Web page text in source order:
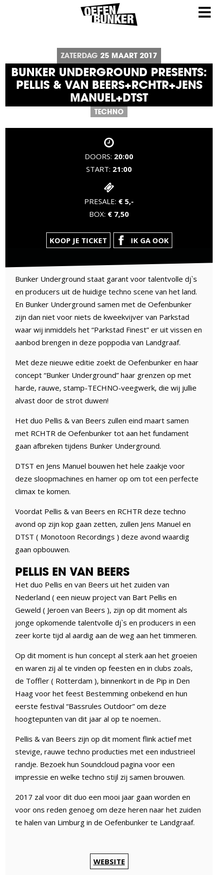
ZATERDAG 25 MAART 2017
BUNKER UNDERGROUND PRESENTS:
PELLIS & VAN BEERS+RCHTR+JENS
MANUEL+DTST
TECHNO
DOORS: 20:00
START: 21:00
PRESALE: € 5,-
BOX: € 7,50
KOOP JE TICKET IK GA OOK
Bunker Underground staat garant voor talentvolle dj`s
en producers uit de huidige techno scene van het land.
En Bunker Underground samen met de Oefenbunker
zijn dan niet voor niets de kweekvijver van Parkstad
waar wij inmiddels het “Parkstad Finest” er uit vissen en
aanbod brengen in deze poppodia van Landgraaf.
Met deze nieuwe editie zoekt de Oefenbunker en haar
concept “Bunker Underground” haar grenzen op met
harde, rauwe, stamp-TECHNO-veegwerk, die wij jullie
alvast door de strot duwen!
Het duo Pellis & van Beers zullen eind maart samen
met RCHTR de Oefenbunker tot aan het fundament
gaan afbreken tijdens Bunker Underground.
DTST en Jens Manuel bouwen het hele zaakje voor
deze sloopmachines en hamer op om tot een perfecte
climax te komen.
Voordat Pellis & van Beers en RCHTR deze techno
avond op zijn kop gaan zetten, zullen Jens Manuel en
DTST ( Monotoon Recordings ) deze avond waardig
gaan opbouwen.
PELLIS EN VAN BEERS
Het duo Pellis en van Beers uit het zuiden van
Nederland ( een nieuw project van Bart Pellis en
Geweld ( Jeroen van Beers ), zijn op dit moment als
jonge opkomende talentvolle dj`s en producers in een
zeer korte tijd al aardig aan de weg aan het timmeren.
Op dit moment is hun concept al sterk aan het groeien
en waren zij al te vinden op feesten en in clubs zoals,
de Toffler ( Rotterdam ), binnenkort in de Pip in Den
Haag voor het feest Bestemming onbekend en hun
eerste festival “Bassrules Outdoor” om deze
hoogtepunten van dit jaar al op te noemen..
Pellis & van Beers zijn op dit moment flink actief met
stevige, rauwe techno producties met een industrieel
randje. Bezoek hun Soundcloud pagina voor een
impressie en welke techno stijl zij samen brouwen.
2017 zal voor dit duo een mooi jaar gaan worden en
voor ons reden genoeg om deze heren naar het zuiden
te halen van Limburg in de Oefenbunker te Landgraaf.
WEBSITE